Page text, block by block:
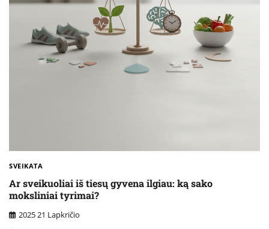
SVEIKATA
Ar sveikuoliai iš tiesų gyvena ilgiau: ką sako
moksliniai tyrimai?
2025 21 Lapkričio